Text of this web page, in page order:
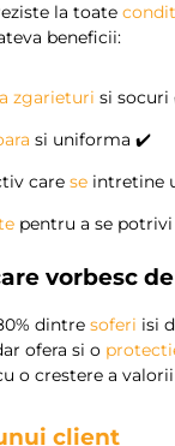
la toate
beneficii:
zgarieturi si
si uniforma ✔️
carese intretine
pentru a se
vorbesc
dintresoferi isi
ofera si o
o crestere a
client